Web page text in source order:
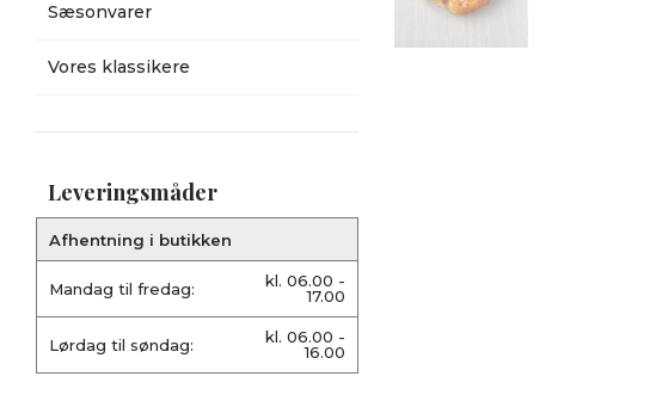
Sæsonvarer
Vores klassikere
Leveringsmåder
Afhentning i butikken
Mandag til fredag:
kl. 06.00 -
17.00
Lørdag til søndag:
kl. 06.00 -
16.00